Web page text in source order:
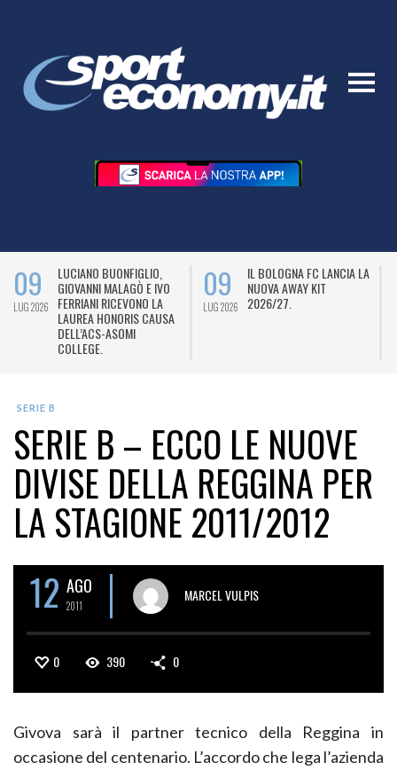
09
LUG 2026
LUCIANO BUONFIGLIO,
GIOVANNI MALAGÒ E IVO
FERRIANI RICEVONO LA
LAUREA HONORIS CAUSA
DELL’ACS-ASOMI
COLLEGE.
09
LUG 2026
IL BOLOGNA FC LANCIA LA
NUOVA AWAY KIT
2026/27.
SERIE B
SERIE B – ECCO LE NUOVE
DIVISE DELLA REGGINA PER
LA STAGIONE 2011/2012
12 AGO
2011
MARCEL VULPIS
0 390 0
Givova sarà il partner tecnico della Reggina in
occasione del centenario. L’accordo che lega l’azienda